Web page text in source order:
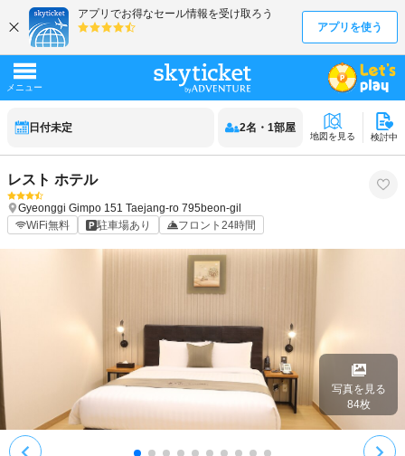
日付未定 2名 ・ 1部屋
地図を見る 検討中
レスト ホテル
Gyeonggi Gimpo 151 Taejang-ro 795beon-gil
WiFi無料
駐車場あり フロント24時間
写真を見る
84枚